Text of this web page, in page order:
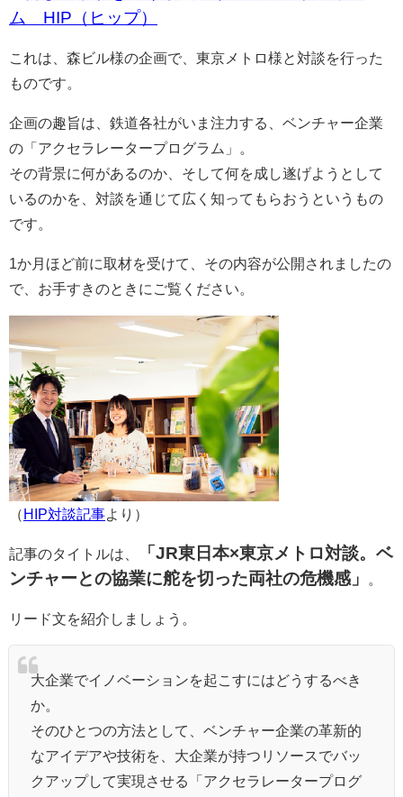
ム HIP（ヒップ）
これは、森ビル様の企画で、東京メトロ様と対談を行った
ものです。
企画の趣旨は、鉄道各社がいま注力する、ベンチャー企業
の「アクセラレータープログラム」。
その背景に何があるのか、そして何を成し遂げようとして
いるのかを、対談を通じて広く知ってもらおうというもの
です。
1か月ほど前に取材を受けて、その内容が公開されましたの
で、お手すきのときにご覧ください。
（HIP対談記事 より）
記事のタイトルは、
「JR東日本×東京メトロ対談。ベ
ンチャーとの協業に舵を切った両社の危機感」
リード文を紹介しましょう。
大企業でイノベーションを起こすにはどうするべき
か。
そのひとつの方法として、ベンチャー企業の革新的
なアイデアや技術を、大企業が持つリソースでバッ
クアップして実現させる「アクセラレータープログ